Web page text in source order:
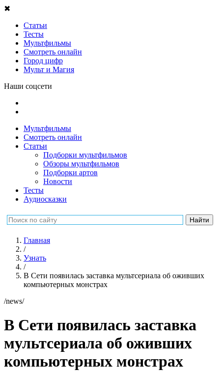
✖
Статьи
Тесты
Мультфильмы
Смотреть онлайн
Город цифр
Мульт и Магия
Наши соцсети
Мультфильмы
Смотреть онлайн
Статьи
Подборки мультфильмов
Обзоры мультфильмов
Подборки артов
Новости
Тесты
Аудиосказки
Главная
/
Узнать
/
В Сети появилась заставка мультсериала об оживших
компьютерных монстрах
/news/
В Сети появилась заставка
мультсериала об оживших
компьютерных монстрах